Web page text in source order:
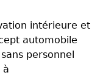
intérieure et
automobile
personnel
à